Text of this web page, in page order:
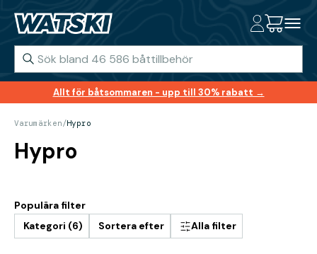
Allt för båtsommaren - upp till 30% rabatt →
Varumärken/Hypro
Hypro
Populära filter
Kategori (6)
Sortera efter Alla filter